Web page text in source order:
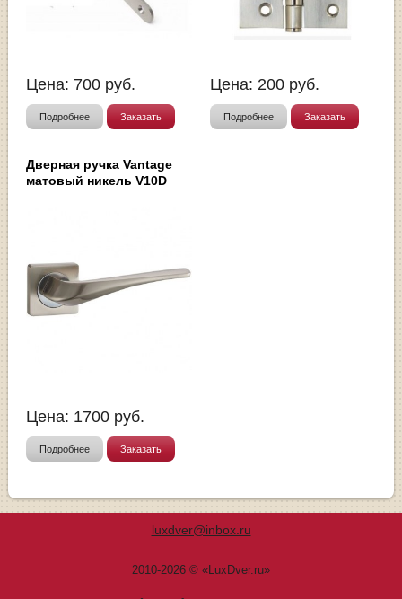
Цена: 700 руб.
Подробнее Заказать
Цена: 200 руб.
Подробнее Заказать
Дверная ручка Vantage
матовый никель V10D
Цена: 1700 руб.
Подробнее Заказать
luxdver@inbox.ru
2010-2026 © «LuxDver.ru»